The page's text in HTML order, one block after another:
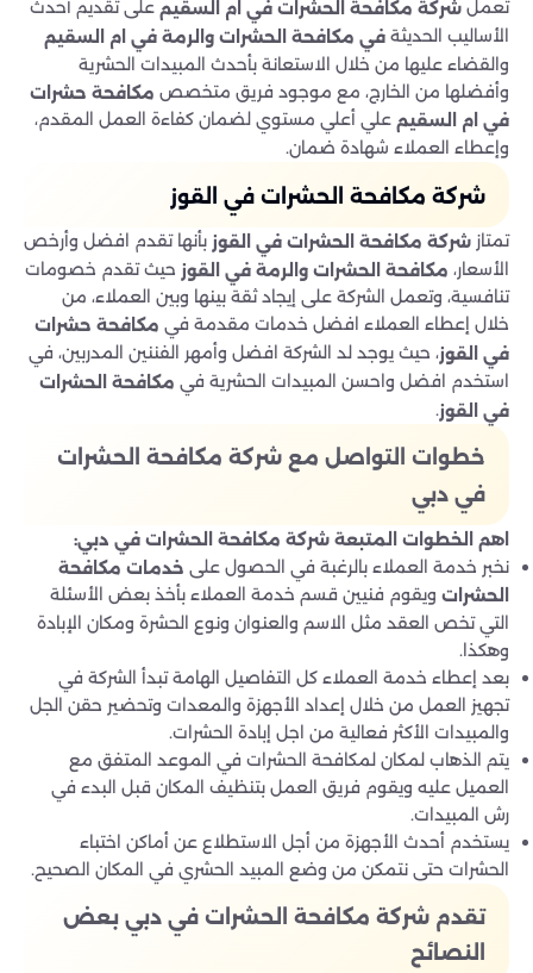
تعمل شركة مكافحة الحشرات في ام السقيم على تقديم أحدث
الأساليب الحديثة في مكافحة الحشرات والرمة في ام السقيم
والقضاء عليها من خلال الاستعانة بأحدث المبيدات الحشرية
وأفضلها من الخارج، مع موجود فريق متخصص مكافحة حشرات
في ام السقيم علي أعلي مستوي لضمان كفاءة العمل المقدم،
وإعطاء العملاء شهادة ضمان.
شركة مكافحة الحشرات في القوز
تمتاز شركة مكافحة الحشرات في القوز بأنها تقدم افضل وأرخص
الأسعار، مكافحة الحشرات والرمة في القوز حيث تقدم خصومات
تنافسية، وتعمل الشركة على إيجاد ثقة بينها وبين العملاء، من
خلال إعطاء العملاء افضل خدمات مقدمة في مكافحة حشرات
في القوز، حيث يوجد لد الشركة افضل وأمهر الفننين المدربين، في
استخدم افضل واحسن المبيدات الحشرية في مكافحة الحشرات
في القوز.
خطوات التواصل مع شركة مكافحة الحشرات
في دبي
اهم الخطوات المتبعة شركة مكافحة الحشرات في دبي:
نخبر خدمة العملاء بالرغبة في الحصول على خدمات مكافحة
الحشرات ويقوم فنيين قسم خدمة العملاء بأخذ بعض الأسئلة
التي تخص العقد مثل الاسم والعنوان ونوع الحشرة ومكان الإبادة
وهكذا.
بعد إعطاء خدمة العملاء كل التفاصيل الهامة تبدأ الشركة في
تجهيز العمل من خلال إعداد الأجهزة والمعدات وتحضير حقن الجل
والمبيدات الأكثر فعالية من اجل إبادة الحشرات.
يتم الذهاب لمكان لمكافحة الحشرات في الموعد المتفق مع
العميل عليه ويقوم فريق العمل بتنظيف المكان قبل البدء في
رش المبيدات.
يستخدم أحدث الأجهزة من أجل الاستطلاع عن أماكن اختباء
الحشرات حتى نتمكن من وضع المبيد الحشري في المكان الصحيح.
تقدم شركة مكافحة الحشرات في دبي بعض
النصائح